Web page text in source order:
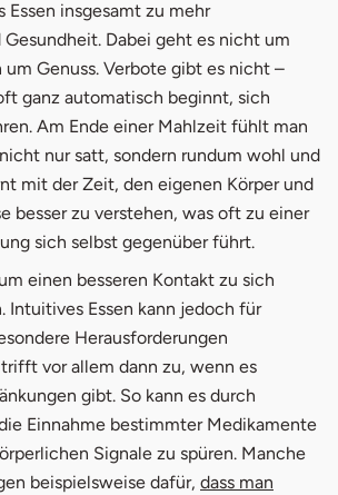
insgesamt zu mehr
Dabei geht es nicht um
um Genuss. Verbote gibt es nicht –
ganz automatisch beginnt, sich
Am Ende einer Mahlzeit fühlt man
nur satt, sondern rundum wohl und
mit der Zeit, den eigenen Körper und
besser zu verstehen, was oft zu einer
sich selbst gegenüber führt.
einen besseren Kontakt zu sich
Intuitives Essen kann jedoch für
Herausforderungen
vor allem dann zu, wenn es
gibt. So kann es durch
Einnahme bestimmter Medikamente
Signale zu spüren. Manche
beispielsweise dafür, dass man